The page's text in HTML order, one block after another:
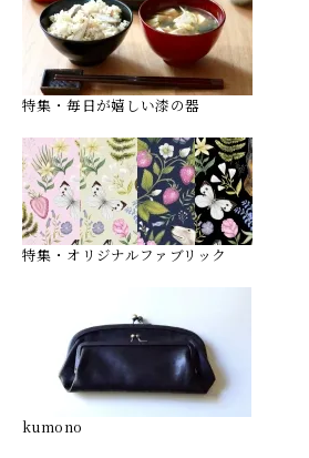
特集・毎日が嬉しい漆の器
特集・オリジナルファブリック
kumono